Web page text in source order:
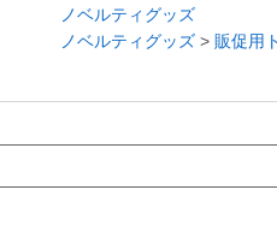
ノベルティグッズ
ノベルティグッズ > 販促用